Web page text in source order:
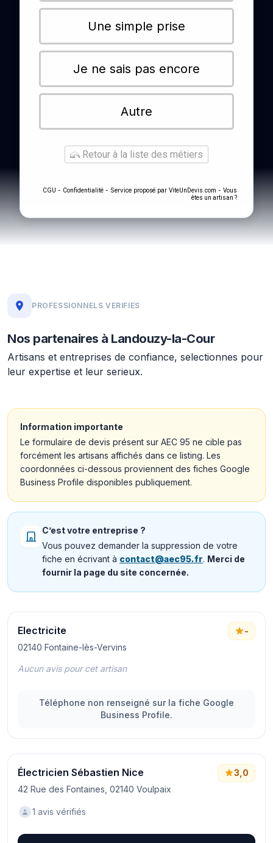
Une simple prise
Je ne sais pas encore
Autre
Retour à la liste des métiers
CGU - Confidentialité - Service proposé par ViteUnDevis.com - Vous
êtes un artisan ?
PROFESSIONNELS VERIFIES
Nos partenaires à Landouzy-la-Cour
Artisans et entreprises de confiance, selectionnes pour
leur expertise et leur serieux.
Information importante
Le formulaire de devis présent sur AEC 95 ne cible pas
forcément les artisans affichés dans ce listing. Les
coordonnées ci-dessous proviennent des fiches Google
Business Profile disponibles publiquement.
C’est votre entreprise ?
Vous pouvez demander la suppression de votre
fiche en écrivant à contact@aec95.fr. Merci de
fournir la page du site concernée.
Electricite
02140 Fontaine-lès-Vervins
-
Aucun avis pour cet artisan
Téléphone non renseigné sur la fiche Google
Business Profile.
Électricien Sébastien Nice
42 Rue des Fontaines, 02140 Voulpaix
3,0
1 avis vérifiés